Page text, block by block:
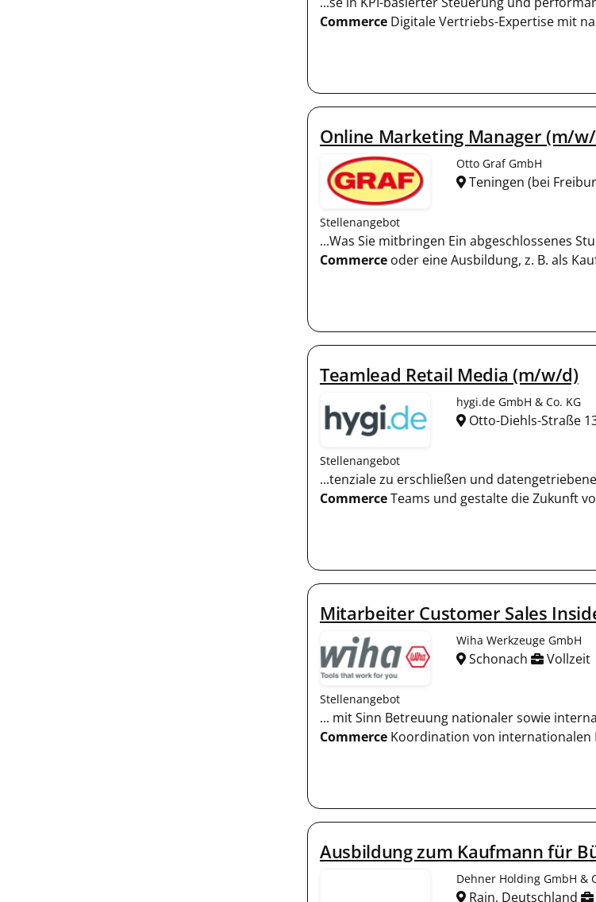
Commerce Digitale Vertriebs-Expertise mit
Online Marketing Manager (m/
Otto Graf GmbH
Teningen (bei
Stellenangebot
...Was Sie mitbringen Ein abgeschlossenes
Commerce oder eine Ausbildung, z. B. als
Teamlead Retail Media (m/w/d)
hygi.de GmbH & Co. KG
Otto-Diehls-Straße
Stellenangebot
...tenziale zu erschließen und
CommerceTeams und gestalte die Zukunft
Mitarbeiter Customer Sales
Wiha Werkzeuge GmbH
Schonach Vollzeit
Stellenangebot
... mit Sinn Betreuung nationaler sowie
Commerce Koordination von internationalen
Ausbildung zum Kaufmann für
Dehner Holding GmbH &
Rain, Deutschland